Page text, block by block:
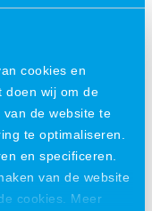
cookies en
doen wij om de
de website te
te optimaliseren.
en specificeren.
van de website
cookies. Meer
de equipment voor
projecten bezig.
Ik vind het
te zien tussen
de
enkel moment